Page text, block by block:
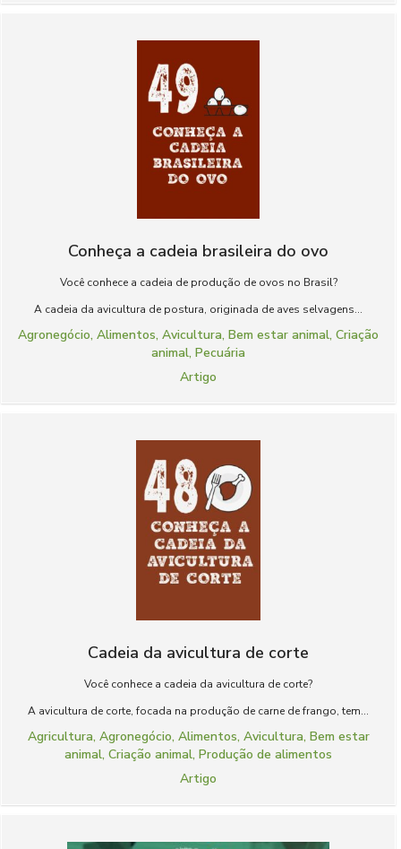
Conheça a cadeia brasileira do ovo
Você conhece a cadeia de produção de ovos no Brasil?
A cadeia da avicultura de postura, originada de aves selvagens...
Agronegócio, Alimentos, Avicultura, Bem estar animal, Criação
animal, Pecuária
Artigo
Cadeia da avicultura de corte
Você conhece a cadeia da avicultura de corte?
A avicultura de corte, focada na produção de carne de frango, tem...
Agricultura, Agronegócio, Alimentos, Avicultura, Bem estar
animal, Criação animal, Produção de alimentos
Artigo